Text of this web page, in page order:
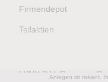
Firmendepot
Teilaktien
LYNX B.V. Germany
Risiko einher, schnell Geld zu
Anlegen ist riskant.